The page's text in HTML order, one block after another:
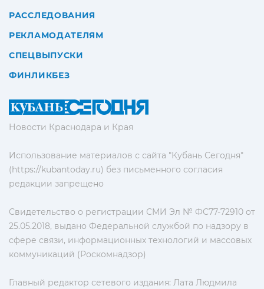
Новости Краснодара и Края
Использование материалов с сайта "Кубань Сегодня"
(https://kubantoday.ru) без письменного согласия
редакции запрещено
Свидетельство о регистрации СМИ Эл № ФС77-72910 от
25.05.2018, выдано Федеральной службой по надзору в
сфере связи, информационных технологий и массовых
коммуникаций (Роскомнадзор)
Главный редактор сетевого издания: Лата Людмила
РАССЛЕДОВАНИЯ
РЕКЛАМОДАТЕЛЯМ
СПЕЦВЫПУСКИ
ФИНЛИКБЕЗ